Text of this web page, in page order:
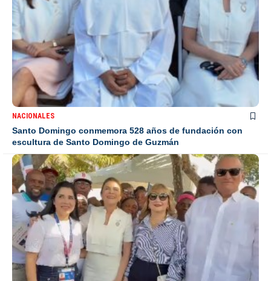
NACIONALES
Santo Domingo conmemora 528 años de fundación con
escultura de Santo Domingo de Guzmán